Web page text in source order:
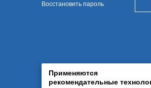
Восстановить пароль
Применяются
рекомендательные